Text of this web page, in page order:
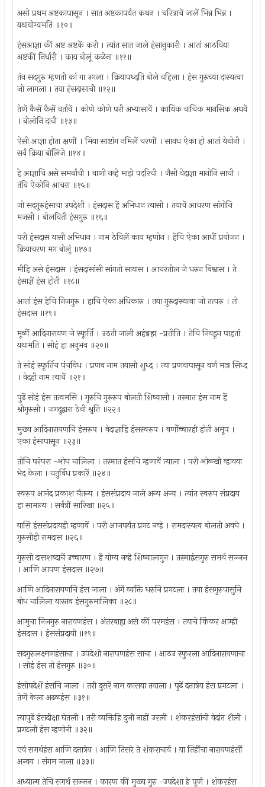
असो प्रथम अष्टकापासून । सात अष्टकापर्यंत कथन । चरित्राचें जालें भिन्न भिन्न ।
यथायोग्यमति ॥१०॥
हंसआज्ञा कीं अष्ट अष्टकें करी । त्यांत सात जाले हंसानुकारी । आतां आठविया
अष्टकीं निर्धारी । काय बोलूं कळेना ॥११॥
तंव सदगुरु म्हणती कां गा उगला । क्रियापध्दति बोले वहिला । हंस गुरुच्या दास्यत्वा
जो लागला । तया हंसदासाची ॥१२॥
तेणें कैसें कैसें वर्तावें । कोणे कोणे परी अभ्यासावें । कायिक वाचिक मानसिक अघवें
। बोलोनि दावी ॥१३॥
ऐसी आज्ञा होता क्षणीं । मिया साष्टांग नमिलें चरणीं । सावध ऐका हो आतां येथोनी ।
सर्व क्रिया बोलिजे ॥१४॥
हे आज्ञाचि असे समर्थांची । वाणी नव्हे माझे पदरिची । जैसी वेदाज्ञा मानोनि साची ।
तंवि ऐकोनि आचरा ॥१५॥
जो सदगुरुहंसाचा उपदेशी । हंसदास हें अभिधान त्यासी । तयाचें आचरण सांगोनि
मजसी । बोलविती हंसगुरु ॥१६॥
परी हंसदास यासी अभिधान । नाम ठेविलें काय म्हणोन । हेंचि ऐका आधीं प्रयोजन ।
क्रियाचरण मग बोलूं ॥१७॥
मीहि असे हंसदास । हंसदासांसी सांगतो सायास । आचरतील जे धरुन विश्वास । ते
हंसाज्ञें हंस होती ॥१८॥
आतां हंस हेचि निजगुरु । हाचि ऐका अधिकारु । तया गुरुदास्यत्वा जो तत्परु । तो
हंसदास ॥१९॥
मूळीं आदिनारायण जे स्फूर्ति । उठती जाली अहंब्रह्म -प्रतीति । तेचि निवडून पाहतां
यथामति । सोहं हा अनुभव ॥२०॥
ते सोहं स्फूर्तिच पंचविध । प्रणव नाम तयासी शुध्द । त्या प्रणवापासून वर्ण मात्र सिध्द
। वेदही नाम त्याचें ॥२१॥
पुढें सोहं हंस तत्वमसि । गुरुचि गुरुरुप बोलती शिष्यासी । तस्मात हंस नाम हें
श्रीगुरुसी । जगदुद्वारा ठेवी श्रुति ॥२२॥
मुख्य आदिनारायणचि हंसरुप । वेदाज्ञाहि हंसस्वरुप । वर्णोच्चारही होती अमूप ।
एका हंसापासून ॥२३॥
तोचि परंपरा -ओघ चालिला । तस्मात हंसचि म्हणावें त्याला । परी ओळखी व्हावया
भेद केला । चतुर्विध प्रकारें ॥२४॥
स्वरुप आनंद प्रकाश चैतन्य । हंससंप्रदाय जाले अन्य अन्य । त्यांत स्वरुप संप्रदाय
हा सामान्य । सर्वत्रीं सारिखा ॥२५॥
यासि हंससंप्रदायही म्हणावें । परी आजपर्यंत प्रगट नव्हे । रामदास्यत्व बोलती अवघे ।
गुरुसीही रामदास ॥२६॥
गुरुसी दासशब्दाचें उच्चारण । हें योग्य नव्हे शिष्यालागुन । तस्माद्वंसगुरु समर्थ सज्जन
। आणि आपण हंसदास ॥२७॥
आणि आदिनारायणचि हंस जाला । अंगें व्यक्ति धरुनि प्रगटला । तया हंसगुरुपासुनि
बोध चालिला यास्तव हंसगुरुमालिका ॥२८॥
आमुचा निजगुरु नारायणहंस । अंतरबाह्य असे कीं परमहंस । तयाचे किंकर आम्ही
हंसदास । हंससंप्रदायी ॥१९॥
सदगुरुलक्ष्मणहंसाचा । उपदेशी नारापणहंस साचा । आठउ स्फुरला आदिनारायणाचा
। सोहं हंस तो हंसगुरु ॥३०॥
हंसोपदेशें हंसचि जाला । तरी दुसरें नाम कासया तयाला । पुढें दत्तात्रेय हंस प्रगटला ।
तेणें केला अढळहंस ॥३१॥
त्यापुढें हंसदीक्षा घेतली । तरी व्यक्तिहि दुजी नाहीं उरली । शंकरहंसांची वेदांत शैली ।
प्रगटली हंस म्हणोनी ॥३२॥
एवं समर्थहंस आणि दत्तात्रेय । आणि तिसरे ते शंकराचार्य । या तिहींचा नारायणहंसीं
अन्वय । संगम जाला ॥३३॥
अध्यात्म तेचि समर्थ सज्जन । कारण कीं मुख्य गुरु -उपदेशा हे पूर्ण । शंकरहंस